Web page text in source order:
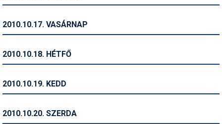
Síszerviz
Snowboard
2010.10.17. VASÁRNAP
2010.10.18. HÉTFŐ
2010.10.19. KEDD
2010.10.20. SZERDA